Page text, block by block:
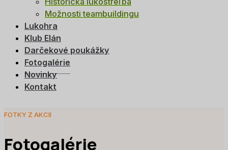
Možnosti teambuildingu
Lukohra
Klub Elán
Darčekové poukážky
Fotogalérie
Novinky
Kontakt
FOTKY Z AKCII
Fotogalérie